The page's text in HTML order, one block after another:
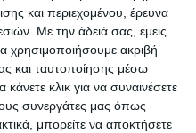
και περιεχομένου, έρευνα
Με την άδειά σας, εμείς
χρησιμοποιήσουμε ακριβή
και ταυτοποίησης μέσω
κλικ για να συναινέσετε
συνεργάτες μας όπως
μπορείτε να αποκτήσετε
διαλογής των
αναφέρουμε
είναι σε σχέση με
397.478,05
2021), Δήμος